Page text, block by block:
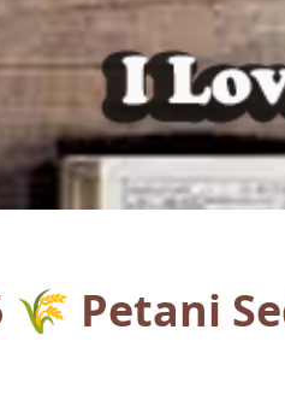
🌾 Petani